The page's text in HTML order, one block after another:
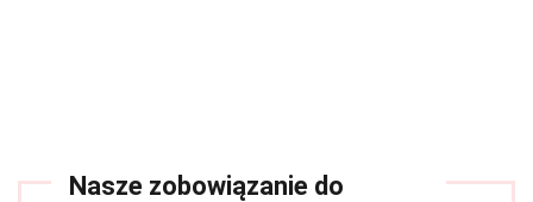
Nasze zobowiązanie do